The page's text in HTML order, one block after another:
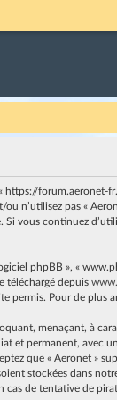
https://
n’utilisez pas «
vous continuez
phpBB », «
téléchargé depuis
permis. Pour de plus
menaçant, à
et permanent, avec
que « Aeronet »
stockées dans
de tentative de